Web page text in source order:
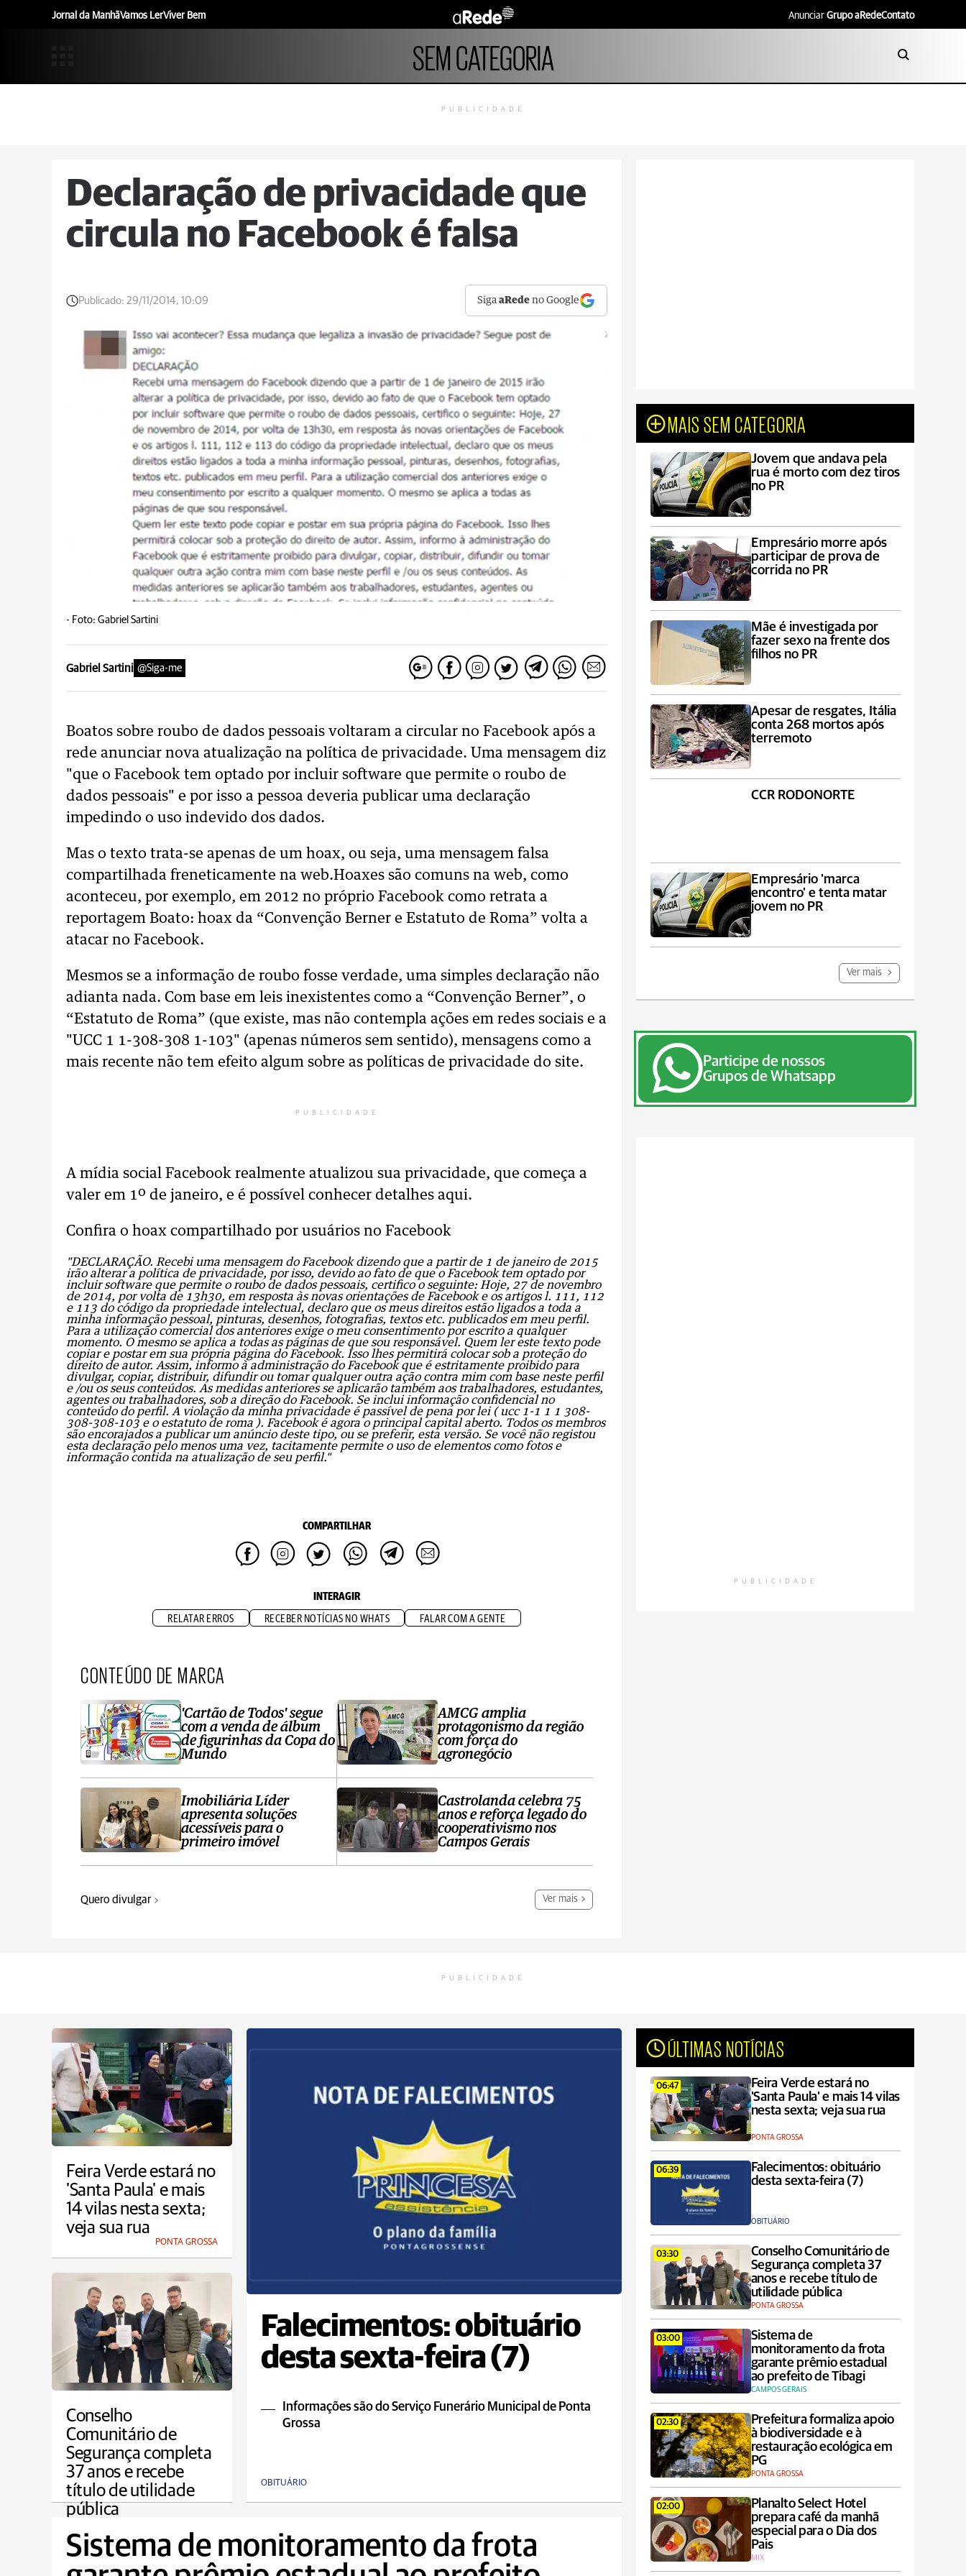
Jornal da ManhãVamos LerViver Bem Anunciar Grupo aRedeContato
SEM CATEGORIA
PUBLICIDADE
Declaração de privacidade que
circula no Facebook é falsa
Publicado: 29/11/2014, 10:09 SigaaRede no Google
- Foto: Gabriel Sartini
Gabriel Sartini @Siga-me
Boatos sobre roubo de dados pessoais voltaram a circular no Facebook após a
rede anunciar nova atualização na política de privacidade. Uma mensagem diz
"que o Facebook tem optado por incluir software que permite o roubo de
dados pessoais" e por isso a pessoa deveria publicar uma declaração
impedindo o uso indevido dos dados.
Mas o texto trata-se apenas de um hoax, ou seja, uma mensagem falsa
compartilhada freneticamente na web.Hoaxes são comuns na web, como
aconteceu, por exemplo, em 2012 no próprio Facebook como retrata a
reportagem Boato: hoax da “Convenção Berner e Estatuto de Roma” volta a
atacar no Facebook.
Mesmos se a informação de roubo fosse verdade, uma simples declaração não
adianta nada. Com base em leis inexistentes como a “Convenção Berner”, o
“Estatuto de Roma” (que existe, mas não contempla ações em redes sociais e a
"UCC 1 1-308-308 1-103" (apenas números sem sentido), mensagens como a
mais recente não tem efeito algum sobre as políticas de privacidade do site.
PUBLICIDADE
A mídia social Facebook realmente atualizou sua privacidade, que começa a
valer em 1º de janeiro, e é possível conhecer detalhes aqui.
Confira o hoax compartilhado por usuários no Facebook
"DECLARAÇÃO. Recebi uma mensagem do Facebook dizendo que a partir de 1 de janeiro de 2015
irão alterar a política de privacidade, por isso, devido ao fato de que o Facebook tem optado por
incluir software que permite o roubo de dados pessoais, certifico o seguinte: Hoje, 27 de novembro
de 2014, por volta de 13h30, em resposta às novas orientações de Facebook e os artigos l. 111, 112
e 113 do código da propriedade intelectual, declaro que os meus direitos estão ligados a toda a
minha informação pessoal, pinturas, desenhos, fotografias, textos etc. publicados em meu perfil.
Para a utilização comercial dos anteriores exige o meu consentimento por escrito a qualquer
momento. O mesmo se aplica a todas as páginas de que sou responsável. Quem ler este texto pode
copiar e postar em sua própria página do Facebook. Isso lhes permitirá colocar sob a proteção do
direito de autor. Assim, informo à administração do Facebook que é estritamente proibido para
divulgar, copiar, distribuir, difundir ou tomar qualquer outra ação contra mim com base neste perfil
e /ou os seus conteúdos. As medidas anteriores se aplicarão também aos trabalhadores, estudantes,
agentes ou trabalhadores, sob a direção do Facebook. Se inclui informação confidencial no
conteúdo do perfil. A violação da minha privacidade é passível de pena por lei ( ucc 1-1 1 1 308-
308-308-103 e o estatuto de roma ). Facebook é agora o principal capital aberto. Todos os membros
são encorajados a publicar um anúncio deste tipo, ou se preferir, esta versão. Se você não registou
esta declaração pelo menos uma vez, tacitamente permite o uso de elementos como fotos e
informação contida na atualização de seu perfil."
COMPARTILHAR
INTERAGIR
RELATAR ERROS RECEBER NOTÍCIAS NO WHATS FALAR COM A GENTE
CONTEÚDO DE MARCA
'Cartão de Todos' segue
com a venda de álbum
de figurinhas da Copa do
Mundo
Imobiliária Líder
apresenta soluções
acessíveis para o
primeiro imóvel
AMCG amplia
protagonismo da região
com força do
agronegócio
Castrolanda celebra 75
anos e reforça legado do
cooperativismo nos
Campos Gerais
Quero divulgar Ver mais
MAIS SEM CATEGORIA
Jovem que andava pela
rua é morto com dez tiros
no PR
Empresário morre após
participar de prova de
corrida no PR
Mãe é investigada por
fazer sexo na frente dos
filhos no PR
Apesar de resgates, Itália
conta 268 mortos após
terremoto
CCR RODONORTE
Empresário 'marca
encontro' e tenta matar
jovem no PR
Ver mais
Participe de nossos
Grupos de Whatsapp
PUBLICIDADE
PUBLICIDADE
Feira Verde estará no
'Santa Paula' e mais
14 vilas nesta sexta;
veja sua rua
PONTA GROSSA
Falecimentos: obituário
desta sexta-feira (7)
Informações são do Serviço Funerário Municipal de Ponta
Grossa
OBITUÁRIO
ÚLTIMAS NOTÍCIAS
06:47
Feira Verde estará no
'Santa Paula' e mais 14 vilas
nesta sexta; veja sua rua
PONTA GROSSA
06:39
Falecimentos: obituário
desta sexta-feira (7)
OBITUÁRIO
03:30
Conselho Comunitário de
Segurança completa 37
anos e recebe título de
utilidade pública
PONTA GROSSA
03:00
Sistema de
monitoramento da frota
garante prêmio estadual
ao prefeito de Tibagi
CAMPOS GERAIS
02:30
Prefeitura formaliza apoio
à biodiversidade e à
restauração ecológica em
PG
PONTA GROSSA
02:00
Planalto Select Hotel
prepara café da manhã
especial para o Dia dos
Pais
MIX
Conselho
Comunitário de
Segurança completa
37 anos e recebe
título de utilidade
pública
Sistema de monitoramento da frota